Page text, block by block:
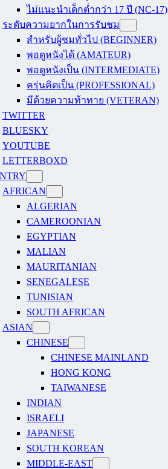
ไม่แนะนำเด็กต่ำกว่า 17 ปี (NC-17)
ระดับความยากในการรับชม
สำหรับผู้ชมทั่วไป (BEGINNER)
พอดูหนังได้ (AMATEUR)
พอดูหนังเป็น (INTERMEDIATE)
ครุ่นคิดเป็น (PROFESSIONAL)
มีด้วยความท้าทาย (VETERAN)
TWITTER
BLUESKY
YOUTUBE
LETTERBOXD
AFRICAN
ALGERIAN
CAMEROONIAN
EGYPTIAN
MALIAN
MAURITANIAN
SENEGALESE
TUNISIAN
SOUTH AFRICAN
ASIAN
CHINESE
CHINESE MAINLAND
HONG KONG
TAIWANESE
INDIAN
ISRAELI
JAPANESE
SOUTH KOREAN
MIDDLE-EAST